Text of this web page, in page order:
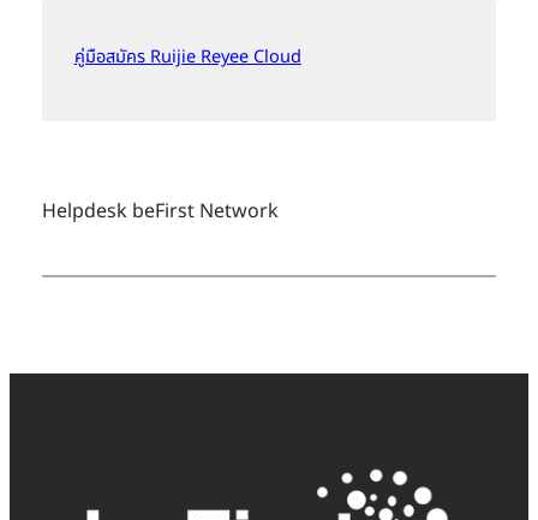
คู่มือสมัคร Ruijie Reyee Cloud
Helpdesk beFirst Network